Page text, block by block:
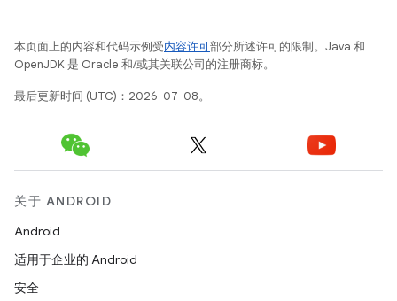
本页面上的内容和代码示例受内容许可部分所述许可的限制。Java 和
OpenJDK 是 Oracle 和/或其关联公司的注册商标。
最后更新时间 (UTC)：2026-07-08。
关于 ANDROID
Android
适用于企业的 Android
安全